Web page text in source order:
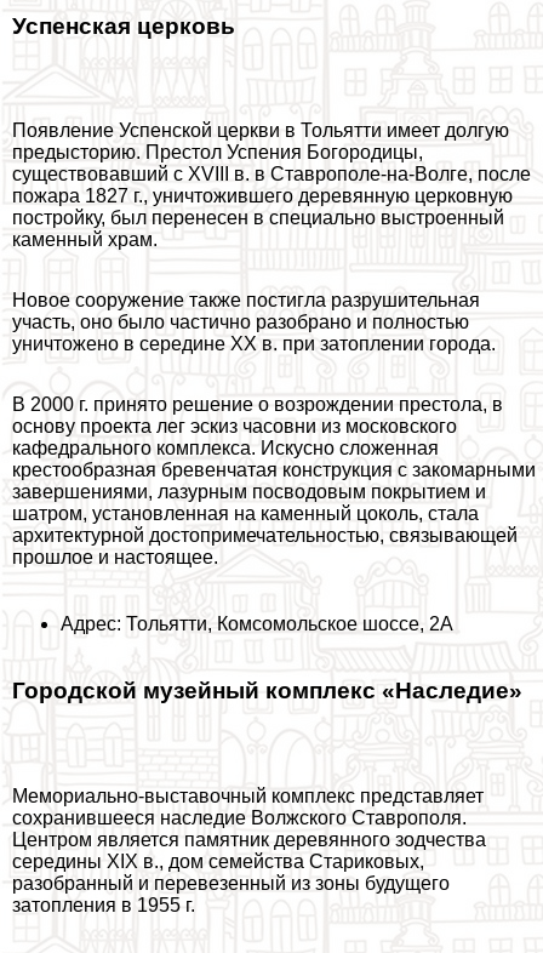
Успенская церковь
Появление Успенской церкви в Тольятти имеет долгую
предысторию. Престол Успения Богородицы,
существовавший с XVIII в. в Ставрополе-на-Волге, после
пожара 1827 г., уничтожившего деревянную церковную
постройку, был перенесен в специально выстроенный
каменный храм.
Новое сооружение также постигла разрушительная
участь, оно было частично разобрано и полностью
уничтожено в середине ХХ в. при затоплении города.
В 2000 г. принято решение о возрождении престола, в
основу проекта лег эскиз часовни из московского
кафедрального комплекса. Искусно сложенная
крестообразная бревенчатая конструкция с закомарными
завершениями, лазурным посводовым покрытием и
шатром, установленная на каменный цоколь, стала
архитектурной достопримечательностью, связывающей
прошлое и настоящее.
Адрес: Тольятти, Комсомольское шоссе, 2А
Городской музейный комплекс «Наследие»
Мемориально-выставочный комплекс представляет
сохранившееся наследие Волжского Ставрополя.
Центром является памятник деревянного зодчества
середины XIX в., дом семейства Стариковых,
разобранный и перевезенный из зоны будущего
затопления в 1955 г.